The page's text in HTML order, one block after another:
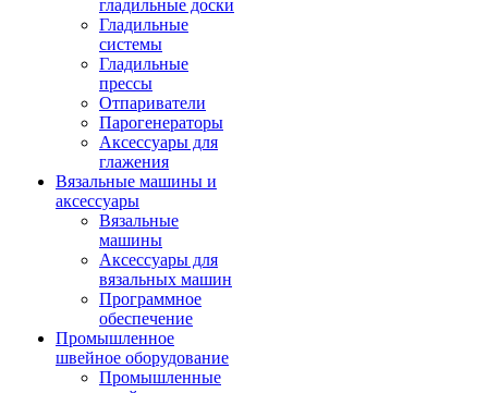
гладильные доски
Гладильные
системы
Гладильные
прессы
Отпариватели
Парогенераторы
Аксессуары для
глажения
Вязальные машины и
аксессуары
Вязальные
машины
Аксессуары для
вязальных машин
Программное
обеспечение
Промышленное
швейное оборудование
Промышленные